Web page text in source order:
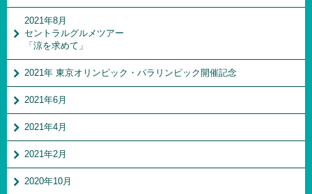
2021年8月
セントラルグルメツアー
「涼を求めて」
2021年 東京オリンピック・パラリンピック開催記念
2021年6月
2021年4月
2021年2月
2020年10月